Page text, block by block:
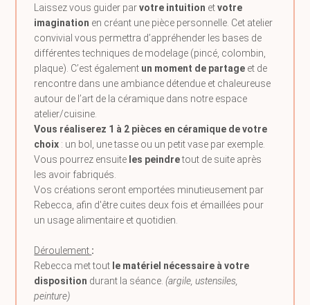
Laissez vous guider parvotre intuition etvotre
imagination en créant une pièce personnelle. Cet atelier
convivial vous permettra d’appréhender les bases de
différentes techniques de modelage (pincé, colombin,
plaque). C’est également un moment de partage et de
rencontre dans une ambiance détendue et chaleureuse
autour de l’art de la céramique dans notre espace
atelier/cuisine.
Vous réaliserez 1 à 2 pièces en céramique de votre
choix : un bol, une tasse ou un petit vase par exemple.
Vous pourrez ensuite les peindretout de suite après
les avoir fabriqués.
Vos créations seront emportées minutieusement par
Rebecca, afin d'être cuites deux fois et émaillées pour
un usage alimentaire et quotidien.
Déroulement :
Rebecca met tout le matériel nécessaire à votre
disposition durant la séance.(argile, ustensiles,
peinture)